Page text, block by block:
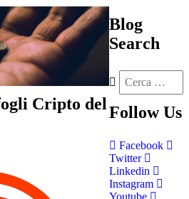
Cripto del
Blog
Search
Follow Us
Facebook
Twitter
Linkedin
Instagram
Youtube